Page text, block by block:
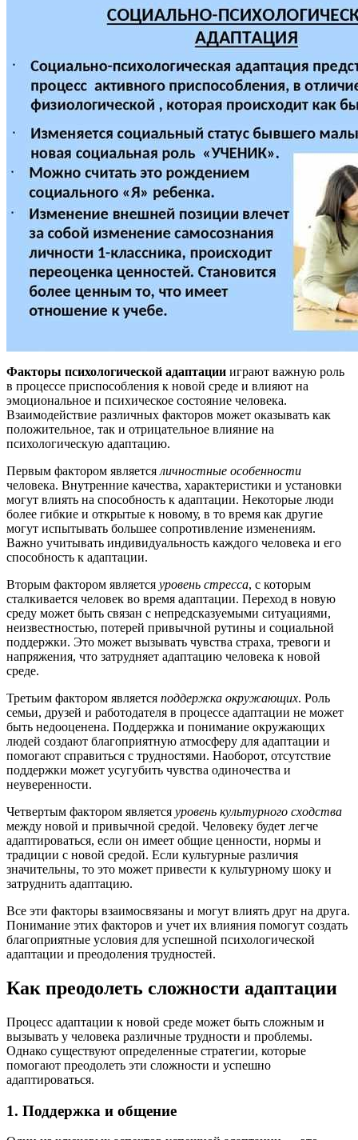
Факторы психологической адаптации играют важную роль
в процессе приспособления к новой среде и влияют на
эмоциональное и психическое состояние человека.
Взаимодействие различных факторов может оказывать как
положительное, так и отрицательное влияние на
психологическую адаптацию.
Первым фактором является личностные особенности
человека. Внутренние качества, характеристики и установки
могут влиять на способность к адаптации. Некоторые люди
более гибкие и открытые к новому, в то время как другие
могут испытывать большее сопротивление изменениям.
Важно учитывать индивидуальность каждого человека и его
способность к адаптации.
Вторым фактором является уровень стресса, с которым
сталкивается человек во время адаптации. Переход в новую
среду может быть связан с непредсказуемыми ситуациями,
неизвестностью, потерей привычной рутины и социальной
поддержки. Это может вызывать чувства страха, тревоги и
напряжения, что затрудняет адаптацию человека к новой
среде.
Третьим фактором является поддержка окружающих. Роль
семьи, друзей и работодателя в процессе адаптации не может
быть недооценена. Поддержка и понимание окружающих
людей создают благоприятную атмосферу для адаптации и
помогают справиться с трудностями. Наоборот, отсутствие
поддержки может усугубить чувства одиночества и
неуверенности.
Четвертым фактором является уровень культурного сходства
между новой и привычной средой. Человеку будет легче
адаптироваться, если он имеет общие ценности, нормы и
традиции с новой средой. Если культурные различия
значительны, то это может привести к культурному шоку и
затруднить адаптацию.
Все эти факторы взаимосвязаны и могут влиять друг на друга.
Понимание этих факторов и учет их влияния помогут создать
благоприятные условия для успешной психологической
адаптации и преодоления трудностей.
Как преодолеть сложности адаптации
Процесс адаптации к новой среде может быть сложным и
вызывать у человека различные трудности и проблемы.
Однако существуют определенные стратегии, которые
помогают преодолеть эти сложности и успешно
адаптироваться.
1. Поддержка и общение